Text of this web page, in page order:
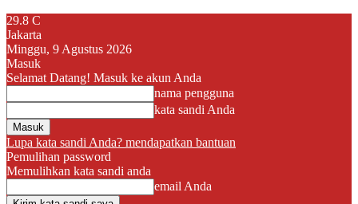
29.8 C
Jakarta
Minggu, 9 Agustus 2026
Masuk
Selamat Datang! Masuk ke akun Anda
nama pengguna
kata sandi Anda
Lupa kata sandi Anda? mendapatkan bantuan
Pemulihan password
Memulihkan kata sandi anda
email Anda